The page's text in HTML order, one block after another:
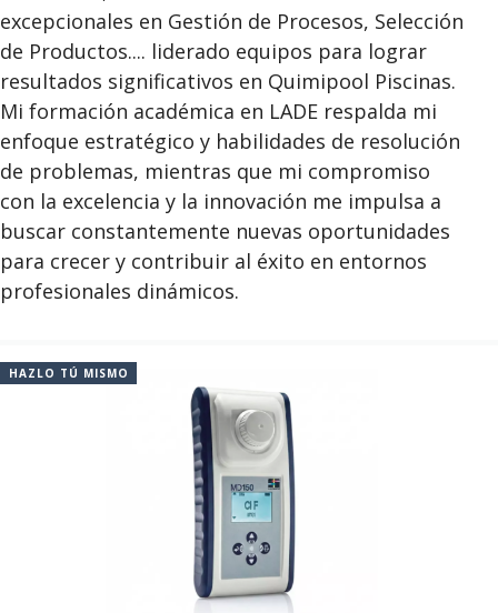
excepcionales en Gestión de Procesos, Selección
de Productos.... liderado equipos para lograr
resultados significativos en Quimipool Piscinas.
Mi formación académica en LADE respalda mi
enfoque estratégico y habilidades de resolución
de problemas, mientras que mi compromiso
con la excelencia y la innovación me impulsa a
buscar constantemente nuevas oportunidades
para crecer y contribuir al éxito en entornos
profesionales dinámicos.
HAZLO TÚ MISMO